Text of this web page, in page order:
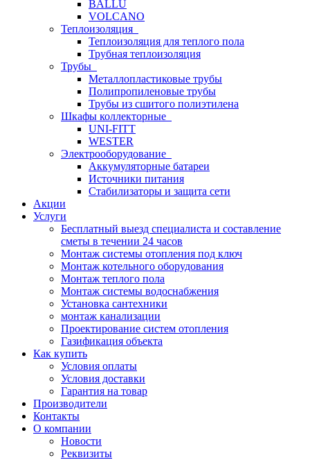
BALLU
VOLCANO
Теплоизоляция
Теплоизоляция для теплого пола
Трубная теплоизоляция
Трубы
Металлопластиковые трубы
Полипропиленовые трубы
Трубы из сшитого полиэтилена
Шкафы коллекторные
UNI-FITT
WESTER
Электрооборудование
Аккумуляторные батареи
Источники питания
Стабилизаторы и защита сети
Акции
Услуги
Бесплатный выезд специалиста и составление
сметы в течении 24 часов
Монтаж системы отопления под ключ
Монтаж котельного оборудования
Монтаж теплого пола
Монтаж системы водоснабжения
Установка сантехники
монтаж канализации
Проектирование систем отопления
Газификация объекта
Как купить
Условия оплаты
Условия доставки
Гарантия на товар
Производители
Контакты
О компании
Новости
Реквизиты